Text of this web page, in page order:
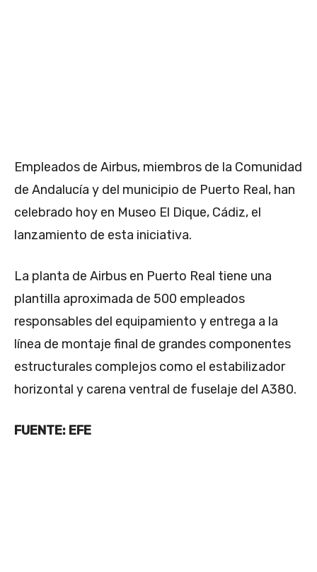
Empleados de Airbus, miembros de la Comunidad
de Andalucía y del municipio de Puerto Real, han
celebrado hoy en Museo El Dique, Cádiz, el
lanzamiento de esta iniciativa.
La planta de Airbus en Puerto Real tiene una
plantilla aproximada de 500 empleados
responsables del equipamiento y entrega a la
línea de montaje final de grandes componentes
estructurales complejos como el estabilizador
horizontal y carena ventral de fuselaje del A380.
FUENTE: EFE